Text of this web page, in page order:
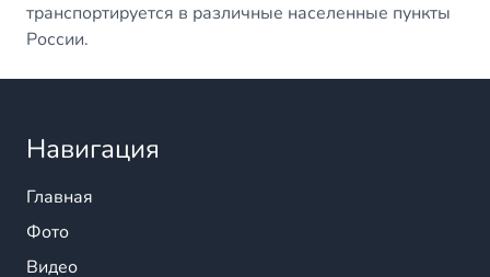
транспортируется в различные населенные пункты
России.
Навигация
Главная
Фото
Видео